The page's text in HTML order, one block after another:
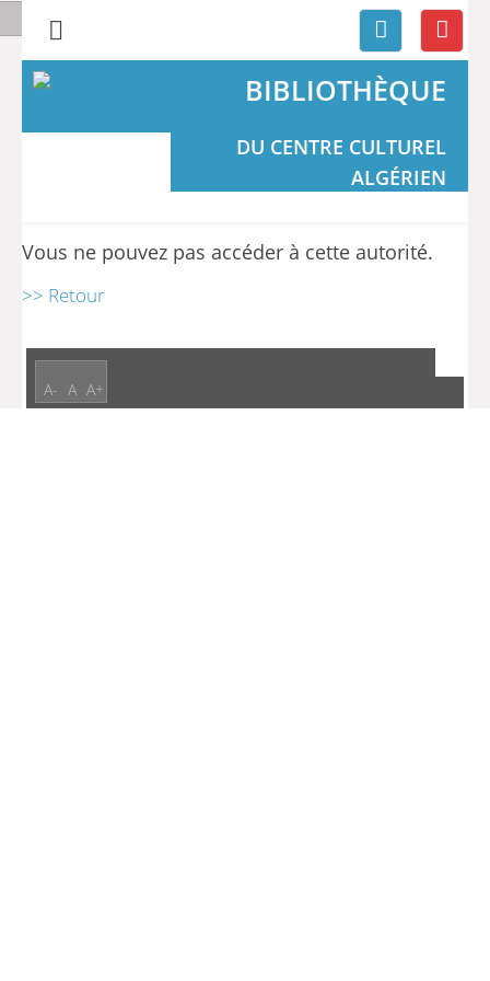
BIBLIOTHÈQUE
DU CENTRE CULTUREL
ALGÉRIEN
Vous ne pouvez pas accéder à cette autorité.
>> Retour
A- A A+